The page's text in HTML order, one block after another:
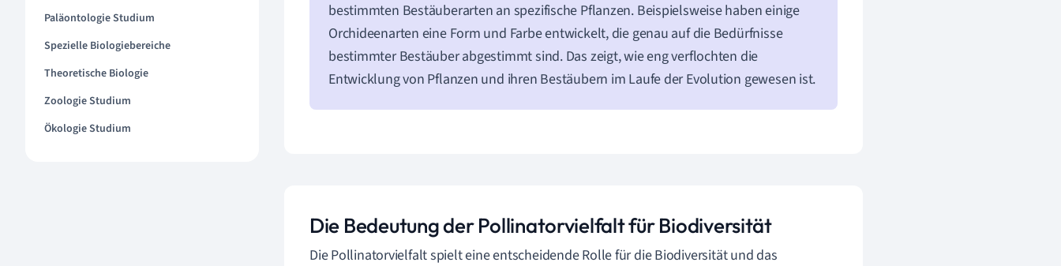
Paläontologie Studium
Spezielle Biologiebereiche
Theoretische Biologie
Zoologie Studium
Ökologie Studium
bestimmten Bestäuberarten an spezifische Pflanzen. Beispielsweise haben einige
Orchideenarten eine Form und Farbe entwickelt, die genau auf die Bedürfnisse
bestimmter Bestäuber abgestimmt sind. Das zeigt, wie eng verflochten die
Entwicklung von Pflanzen und ihren Bestäubern im Laufe der Evolution gewesen ist.
Die Bedeutung der Pollinatorvielfalt für Biodiversität
Die Pollinatorvielfalt spielt eine entscheidende Rolle für die Biodiversität und das